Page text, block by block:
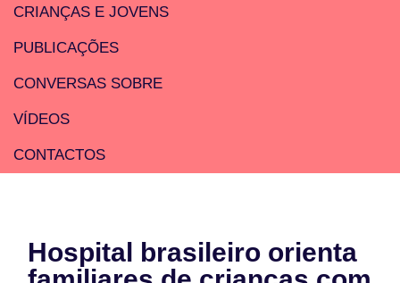
CRIANÇAS E JOVENS
PUBLICAÇÕES
CONVERSAS SOBRE
VÍDEOS
CONTACTOS
Hospital brasileiro orienta